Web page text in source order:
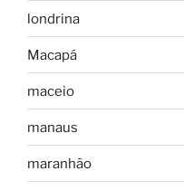
londrina
Macapá
maceio
manaus
maranhão